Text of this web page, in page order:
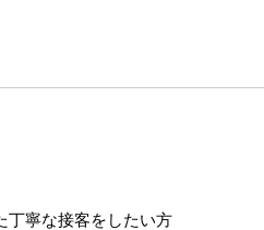
丁寧な接客をしたい方